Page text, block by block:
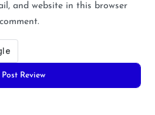
and website in this browser